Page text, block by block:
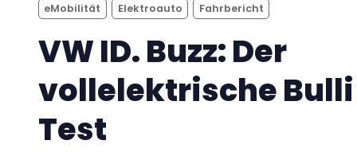
eMobilität Elektroauto Fahrbericht
VW ID. Buzz: Der
vollelektrische
Test